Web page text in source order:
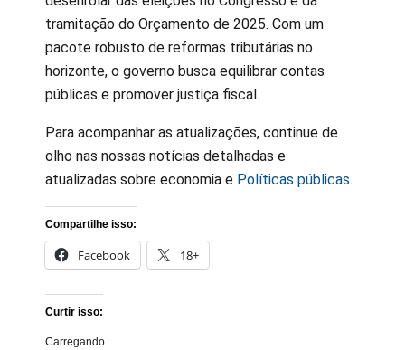
tramitação do Orçamento de 2025. Com um
pacote robusto de reformas tributárias no
horizonte, o governo busca equilibrar contas
públicas e promover justiça fiscal.
Para acompanhar as atualizações, continue de
olho nas nossas notícias detalhadas e
atualizadas sobre economia e Políticas públicas.
Compartilhe isso:
Facebook 18+
Curtir isso:
Carregando...